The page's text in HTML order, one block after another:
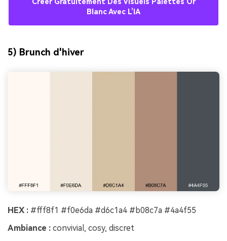
Créer Gratuitement Des Visuels Palettes Or
Blanc Avec L’IA
5) Brunch d'hiver
HEX : #fff8f1 #f0e6da #d6c1a4 #b08c7a #4a4f55
Ambiance : convivial, cosy, discret